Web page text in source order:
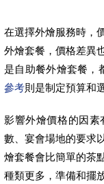
在選擇外燴服務時，
外燴套餐，價格差異
是自助餐外燴套餐，
參考則是制定預算和
影響外燴價格的因素
數、宴會場地的要求
燴套餐會比簡單的茶
種類更多，準備和擺